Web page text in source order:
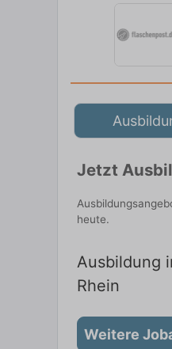
Jetzt
heute.
Ausbildung
Rhein
Weitere